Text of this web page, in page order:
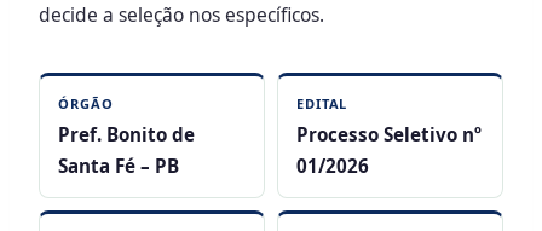
decide a seleção nos específicos.
ÓRGÃO
Pref. Bonito de
Santa Fé – PB
EDITAL
Processo Seletivo nº
01/2026